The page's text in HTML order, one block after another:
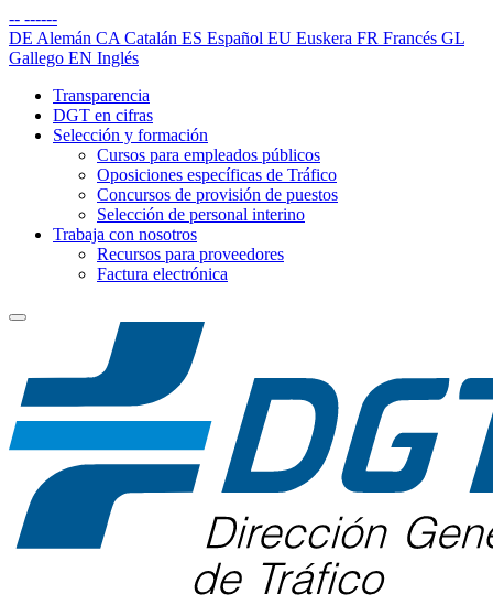
-- ------
DE Alemán CA Catalán ES Español EU Euskera FR Francés GL
Gallego EN Inglés
Transparencia
DGT en cifras
Selección y formación
Cursos para empleados públicos
Oposiciones específicas de Tráfico
Concursos de provisión de puestos
Selección de personal interino
Trabaja con nosotros
Recursos para proveedores
Factura electrónica